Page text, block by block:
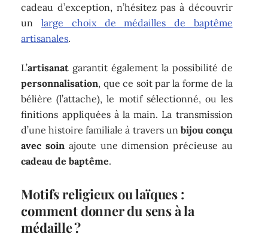
cadeau d’exception, n’hésitez pas à découvrir
unlarge choix de médailles de baptême
artisanales.
L’artisanat garantit également la possibilité de
personnalisation, que ce soit par la forme de la
bélière (l’attache), le motif sélectionné, ou les
finitions appliquées à la main. La transmission
d’une histoire familiale à travers un bijou conçu
avec soin ajoute une dimension précieuse au
cadeau de baptême.
Motifs religieux ou laïques :
comment donner du sens à la
médaille ?